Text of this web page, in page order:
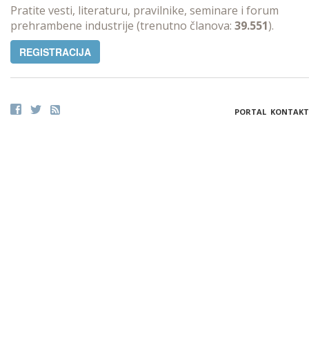
Pratite vesti, literaturu, pravilnike, seminare i forum
prehrambene industrije (trenutno članova: 39.551).
REGISTRACIJA
PORTAL KONTAKT